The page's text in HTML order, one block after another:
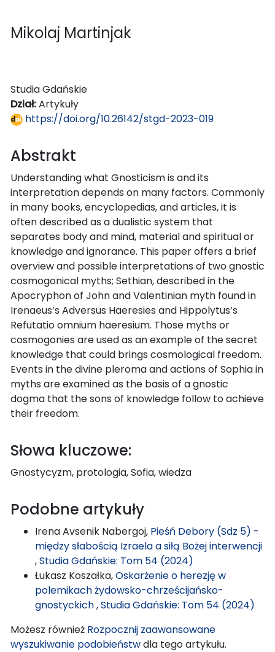
Mikolaj Martinjak
Studia Gdańskie
Dział:Artykuły
https://doi.org/10.26142/stgd-2023-019
Abstrakt
Understanding what Gnosticism is and its
interpretation depends on many factors. Commonly
in many books, encyclopedias, and articles, it is
often described as a dualistic system that
separates body and mind, material and spiritual or
knowledge and ignorance. This paper offers a brief
overview and possible interpretations of two gnostic
cosmogonical myths; Sethian, described in the
Apocryphon of John and Valentinian myth found in
Irenaeus’s Adversus Haeresies and Hippolytus’s
Refutatio omnium haeresium. Those myths or
cosmogonies are used as an example of the secret
knowledge that could brings cosmological freedom.
Events in the divine pleroma and actions of Sophia in
myths are examined as the basis of a gnostic
dogma that the sons of knowledge follow to achieve
their freedom.
Słowa kluczowe:
Gnostycyzm, protologia, Sofia, wiedza
Podobne artykuły
Irena Avsenik Nabergoj, Pieśń Debory (Sdz 5) -
między słabością Izraela a siłą Bożej interwencji
,Studia Gdańskie: Tom 54 (2024)
Łukasz Koszałka,Oskarżenie o herezję w
polemikach żydowsko-chrześcijańsko-
gnostyckich,Studia Gdańskie: Tom 54 (2024)
Możesz również Rozpocznij zaawansowane
wyszukiwanie podobieństwdla tego artykułu.